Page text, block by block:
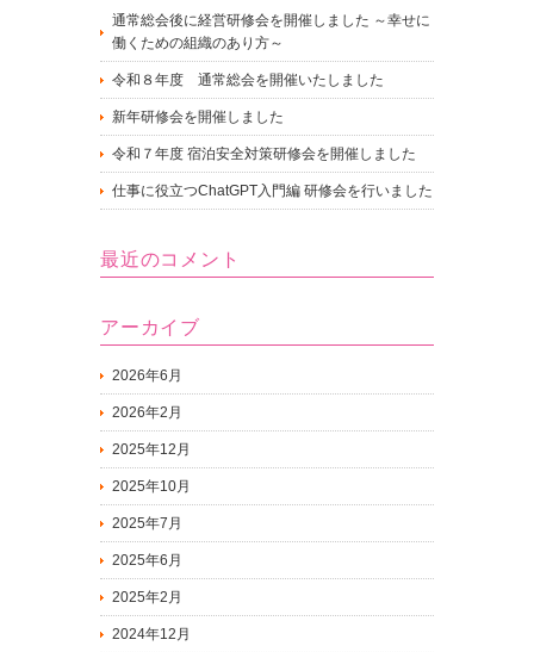
通常総会後に経営研修会を開催しました ～幸せに
働くための組織のあり方～
令和８年度 通常総会を開催いたしました
新年研修会を開催しました
令和７年度 宿泊安全対策研修会を開催しました
仕事に役立つChatGPT入門編 研修会を行いました
最近のコメント
アーカイブ
2026年6月
2026年2月
2025年12月
2025年10月
2025年7月
2025年6月
2025年2月
2024年12月